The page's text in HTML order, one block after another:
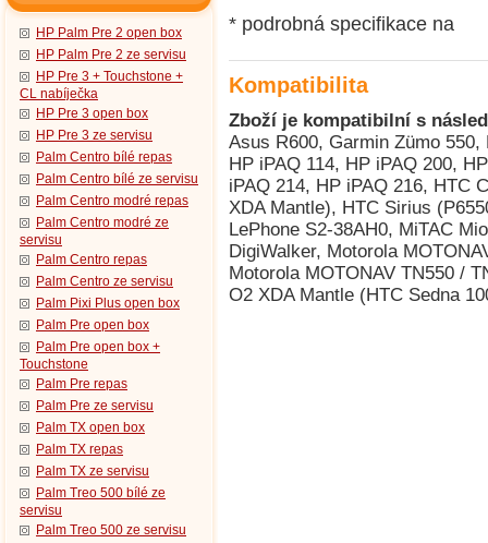
HP Palm Pre 2 open box
HP Palm Pre 2 ze servisu
HP Pre 3 + Touchstone +
CL nabíječka
HP Pre 3 open box
HP Pre 3 ze servisu
Palm Centro bílé repas
Palm Centro bílé ze servisu
Palm Centro modré repas
Palm Centro modré ze
servisu
Palm Centro repas
Palm Centro ze servisu
Palm Pixi Plus open box
Palm Pre open box
Palm Pre open box +
Touchstone
Palm Pre repas
Palm Pre ze servisu
Palm TX open box
Palm TX repas
Palm TX ze servisu
Palm Treo 500 bílé ze
servisu
Palm Treo 500 ze servisu
* podrobná specifikace na
Kompatibilita
Zboží je kompatibilní s
Asus R600, Garmin Zümo 550,
HP iPAQ 114, HP iPAQ 200,
iPAQ 214, HP iPAQ 216, HTC
XDA Mantle), HTC Sirius
LePhone S2-38AH0, MiTAC
DigiWalker, Motorola
Motorola MOTONAV TN550 /
O2 XDA Mantle (HTC Sedna